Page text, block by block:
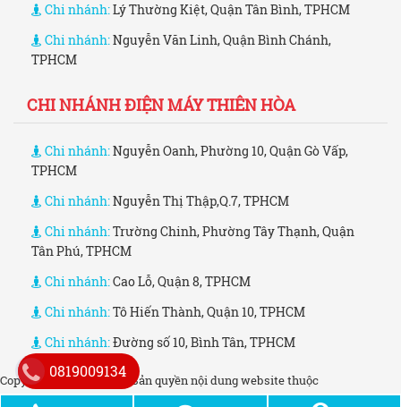
Chi nhánh:Lý Thường Kiệt, Quận Tân Bình, TPHCM
Chi nhánh:Nguyễn Văn Linh, Quận Bình Chánh,
TPHCM
CHI NHÁNH ĐIỆN MÁY THIÊN HÒA
Chi nhánh:Nguyễn Oanh, Phường 10, Quận Gò Vấp,
TPHCM
Chi nhánh:Nguyễn Thị Thập,Q.7, TPHCM
Chi nhánh:Trường Chinh, Phường Tây Thạnh, Quận
Tân Phú, TPHCM
Chi nhánh:Cao Lỗ, Quận 8, TPHCM
Chi nhánh:Tô Hiến Thành, Quận 10, TPHCM
Chi nhánh:Đường số 10, Bình Tân, TPHCM
Copyright © 2006 - 2021. Bản quyền nội dung website thuộc
dienmaythienhoa.co
0819009134